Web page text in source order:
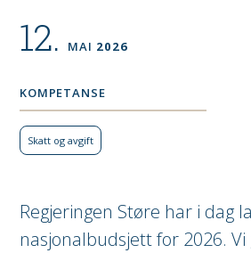
12. MAI 2026
KOMPETANSE
Skatt og avgift
Regjeringen Støre har i dag
nasjonalbudsjett for 2026. Vi